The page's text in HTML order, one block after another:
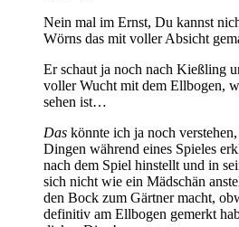
Nein mal im Ernst, Du kannst
Wörns das mit voller Absicht
Er schaut ja noch nach Kießling
voller Wucht mit dem Ellbogen,
sehen ist…
Das könnte ich ja noch
Dingen während eines Spieles
nach dem Spiel hinstellt und in
sich nicht wie ein Mädschän
den Bock zum Gärtner macht,
definitiv am Ellbogen gemerkt